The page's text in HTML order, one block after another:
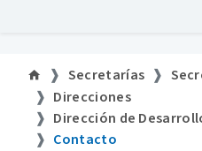
Secretarías
Direcciones
Dirección de
Contacto